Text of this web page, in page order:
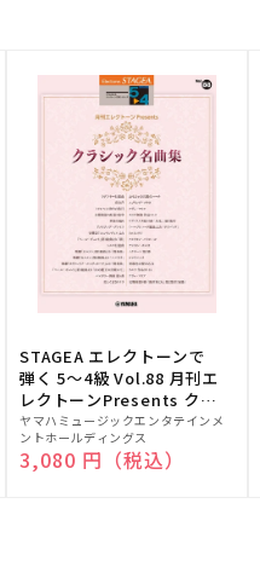
STAGEA エレクトーンで
弾く 5～4級 Vol.88 月刊エ
レクトーンPresents クラ
シック名曲集
販
売
元:
ヤマハミュージックエンタテインメ
ントホールディングス
通常価格
3,080 円（税込）